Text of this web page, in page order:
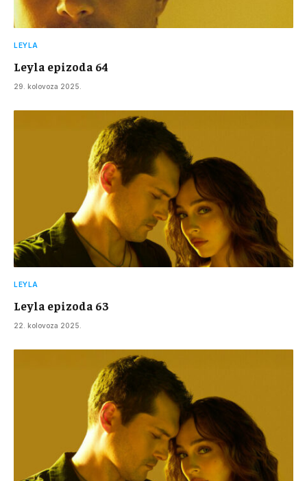
LEYLA
Leyla epizoda 64
29. kolovoza 2025.
LEYLA
Leyla epizoda 63
22. kolovoza 2025.